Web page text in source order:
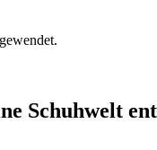
Schuhwelt